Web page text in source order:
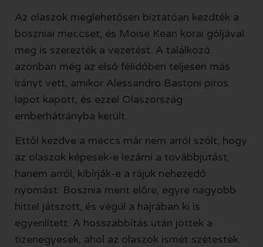
Az olaszok meglehetősen biztatóan kezdték a
boszniai meccset, és Moise Kean korai góljával
meg is szerezték a vezetést. A találkozó
azonban még az első félidőben teljesen más
irányt vett, amikor Alessandro Bastoni piros
lapot kapott, és ezzel Olaszország
emberhátrányba került.
Ettől kezdve a meccs már nem arról szólt, hogy
az olaszok képesek-e lezárni a továbbjutást,
hanem arról, kibírják-e a rájuk nehezedő
nyomást. Bosznia ment előre, egyre nagyobb
hittel játszott, és végül a hajrában ki is
egyenlített. A hosszabbítás után jöttek a
tizenegyesek, ahol az olaszok ismét szétestek.